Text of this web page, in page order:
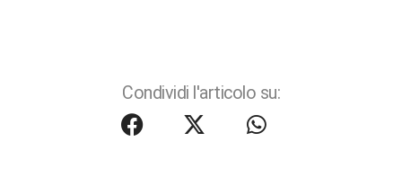
Condividi l'articolo su: